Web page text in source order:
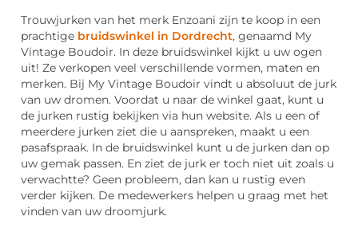
Trouwjurken van het merk Enzoani zijn te koop in een
prachtige bruidswinkel in Dordrecht, genaamd My
Vintage Boudoir. In deze bruidswinkel kijkt u uw ogen
uit! Ze verkopen veel verschillende vormen, maten en
merken. Bij My Vintage Boudoir vindt u absoluut de jurk
van uw dromen. Voordat u naar de winkel gaat, kunt u
de jurken rustig bekijken via hun website. Als u een of
meerdere jurken ziet die u aanspreken, maakt u een
pasafspraak. In de bruidswinkel kunt u de jurken dan op
uw gemak passen. En ziet de jurk er toch niet uit zoals u
verwachtte? Geen probleem, dan kan u rustig even
verder kijken. De medewerkers helpen u graag met het
vinden van uw droomjurk.